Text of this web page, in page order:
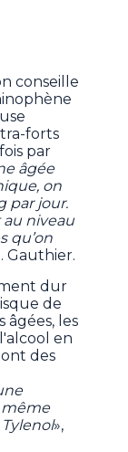
conseille
forts
par
âgée
on
par jour.
au niveau
qu’on
Gauthier.
dur
de
âgées, les
en
des
même
»,